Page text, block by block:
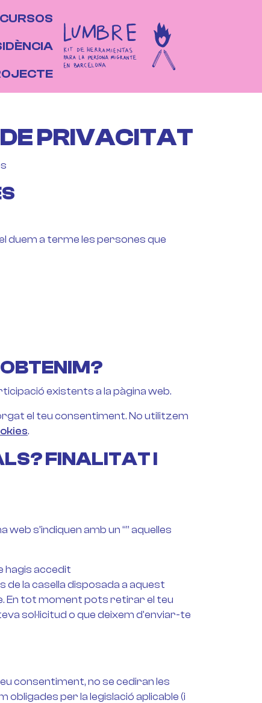
PRIVACITAT
duem a terme les persones que
existents a la pàgina web.
el teu consentiment. No utilitzem
.
FINALITAT I
s'indiquen amb un “” aquelles
hagis accedit
de la casella disposada a aquest
En tot moment pots retirar el teu
sol·licitud o que deixem d'enviar-te
consentiment, no se cediran les
per la legislació aplicable (i